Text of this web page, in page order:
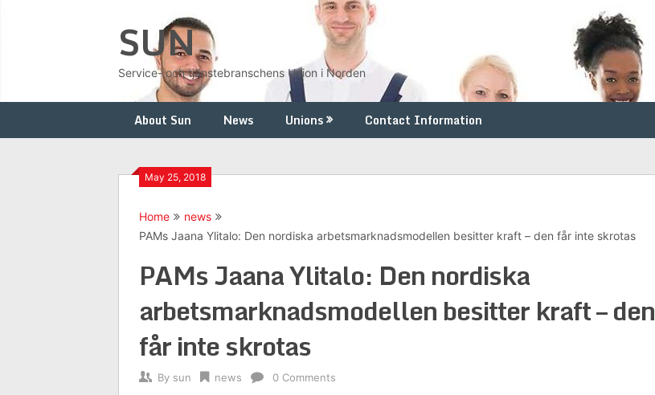
SUN
Service- och tjänstebranschens Union i Norden
About Sun News Unions Contact Information
May 25, 2018
Home
news
PAMs Jaana Ylitalo: Den nordiska arbetsmarknadsmodellen besitter kraft – den får inte skrotas
PAMs Jaana Ylitalo: Den nordiska
arbetsmarknadsmodellen besitter kraft – den
får inte skrotas
By sun news 0 Comments